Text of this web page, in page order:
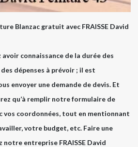
Blanzac gratuit avec FRAISSE David
avoir connaissance de la durée des
dépenses à prévoir ; il est
envoyer une demande de devis. Et
qu’à remplir notre formulaire de
vos coordonnées, tout en mentionnant
votre budget, etc. Faire une
notre entreprise FRAISSE David